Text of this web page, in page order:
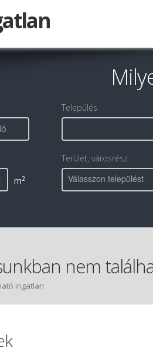
Település
m2
Terület, városrész
Válasszon települést
nem
ingatlan